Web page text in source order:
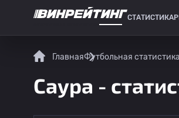
СТАТИСТИКА
ГлавнаяФутбольная статистика
Саура -